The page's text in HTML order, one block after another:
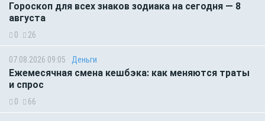
Гороскоп для всех знаков зодиака на сегодня — 8
августа
0 26
07.08.2026 09:05 Деньги
Ежемесячная смена кешбэка: как меняются траты
и спрос
0 66